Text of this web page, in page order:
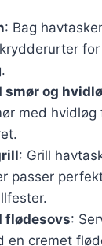
: Bag
smør og
med hvidløg
: Grill
passer
flødesovs:
en cremet